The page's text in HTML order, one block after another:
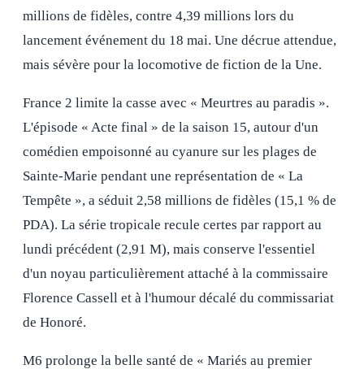
millions de fidèles, contre 4,39 millions lors du
lancement événement du 18 mai. Une décrue attendue,
mais sévère pour la locomotive de fiction de la Une.
France 2 limite la casse avec « Meurtres au paradis ».
L'épisode « Acte final » de la saison 15, autour d'un
comédien empoisonné au cyanure sur les plages de
Sainte-Marie pendant une représentation de « La
Tempête », a séduit 2,58 millions de fidèles (15,1 % de
PDA). La série tropicale recule certes par rapport au
lundi précédent (2,91 M), mais conserve l'essentiel
d'un noyau particulièrement attaché à la commissaire
Florence Cassell et à l'humour décalé du commissariat
de Honoré.
M6 prolonge la belle santé de « Mariés au premier